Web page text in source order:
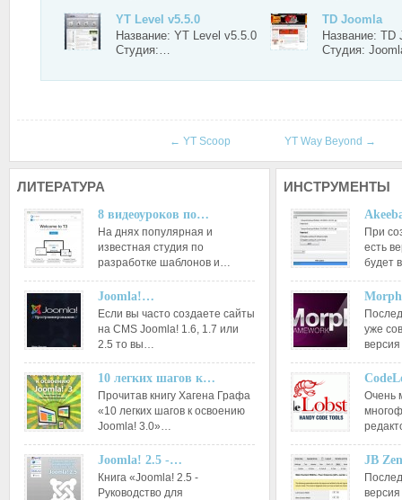
YT Level v5.5.0
Название: YT Level v5.5.0
Студия:…
TD Joomla
Название: TD
Студия:
← YT Scoop YT Way Beyond →
ЛИТЕРАТУРА
8 видеоуроков по…
На днях популярная и
известная студия по
разработке шаблонов и…
Joomla!…
Если вы часто создаете сайты
на CMS Joomla! 1.6, 1.7 или
2.5 то вы…
10 легких шагов к…
Прочитав книгу Хагена Графа
«10 легких шагов к освоению
Joomla! 3.0»…
Joomla! 2.5 -…
Книга «Joomla! 2.5 -
Руководство для
ИНСТРУМЕНТЫ
При
есть
будет
уже
Очень
JB